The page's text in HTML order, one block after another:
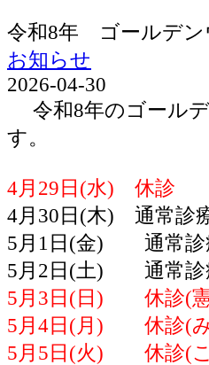
令和8年 ゴールデン
お知らせ
2026-04-30
令和8年のゴール
す。
4月29日(水) 休診
4月30日(木) 通常診
5月1日(金) 通常診
5月2日(土) 通常診
5月3日(日) 休診(憲
5月4日(月) 休診(
5月5日(火) 休診(